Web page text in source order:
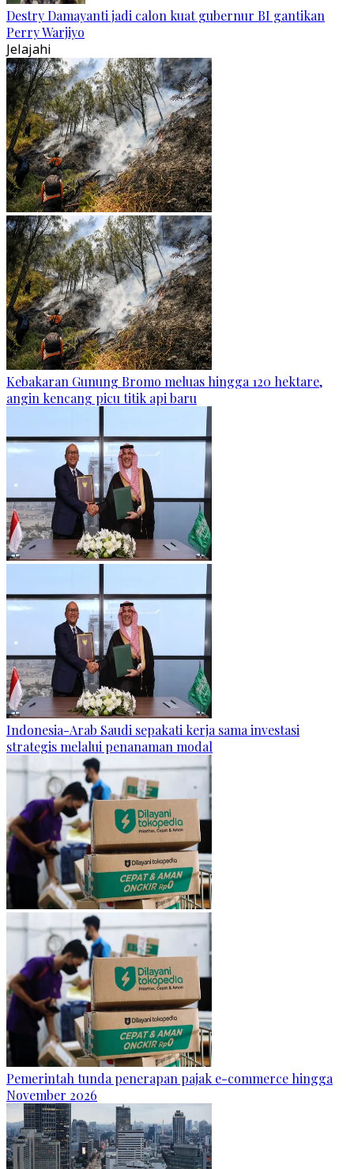
Destry Damayanti jadi calon kuat gubernur BI gantikan
Perry Warjiyo
Jelajahi
Kebakaran Gunung Bromo meluas hingga 120 hektare,
angin kencang picu titik api baru
Indonesia-Arab Saudi sepakati kerja sama investasi
strategis melalui penanaman modal
Pemerintah tunda penerapan pajak e-commerce hingga
November 2026